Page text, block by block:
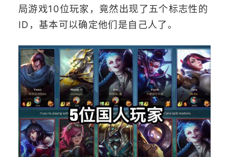
局游戏10位玩家，竟然出现了五个标志性的
ID，基本可以确定他们是自己人了。